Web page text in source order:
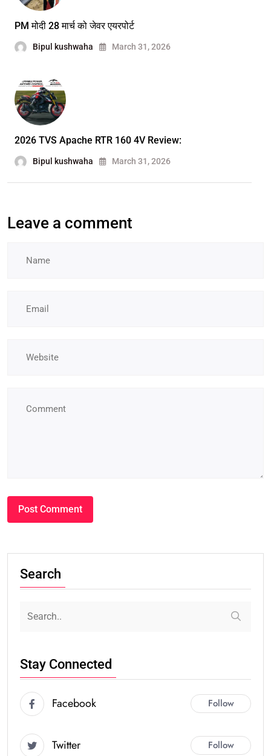
PM मोदी 28 मार्च को जेवर एयरपोर्ट
Bipul kushwaha March 31, 2026
2026 TVS Apache RTR 160 4V Review:
Bipul kushwaha March 31, 2026
Leave a comment
Search
Stay Connected
Facebook Follow
Twitter Follow